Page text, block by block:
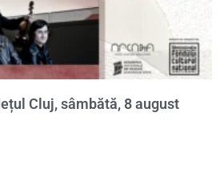
Cluj, sâmbătă, 8 august